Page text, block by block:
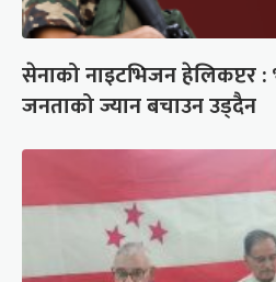
सेनाको नाइटभिजन हेलिकप्टर
जनताको ज्यान बचाउन उड्दैन